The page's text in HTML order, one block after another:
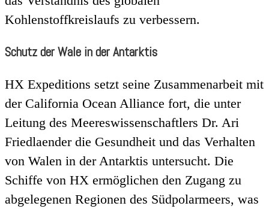
Kohlenstoffkreislaufs zu verbessern.
Schutz der Wale in der Antarktis
HX Expeditions setzt seine Zusammenarbeit mit
der California Ocean Alliance fort, die unter
Leitung des Meereswissenschaftlers Dr. Ari
Friedlaender die Gesundheit und das Verhalten
von Walen in der Antarktis untersucht. Die
Schiffe von HX ermöglichen den Zugang zu
abgelegenen Regionen des Südpolarmeers, was